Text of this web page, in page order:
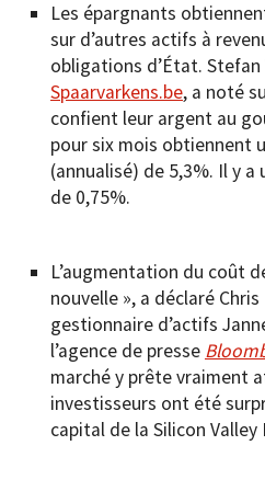
Les épargnants
sur d’autres actifs à
obligations d’État. Stefan
Spaarvarkens.be, a noté
confient leur argent au
pour six mois obtiennent
(annualisé) de 5,3%. Il y a
de 0,75%.
L’augmentation du coût
nouvelle », a déclaré
gestionnaire d’actifs
l’agence de presse
marché y prête vraiment
investisseurs ont été
capital de la Silicon Valley